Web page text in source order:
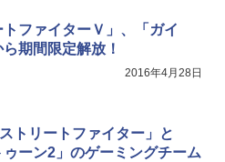
トファイターＶ」、「ガイ
期間限定解放！
2016年4月28日
トリートファイター」と
ゥーン2」のゲーミングチーム